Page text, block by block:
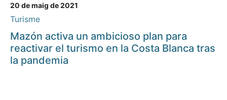
20 de maig de 2021
Turisme
Mazón activa un ambicioso plan para
reactivar el turismo en la Costa Blanca tras
la pandemia